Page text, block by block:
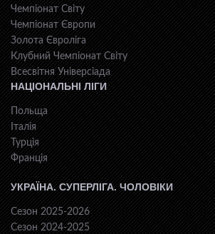
Чемпіонат Світу
Чемпіонат Європи
Золота Євроліга
Клубний Чемпіонат Світу
Всесвiтня Унiверсiaда
НАЦІОНАЛЬНІ ЛІГИ
Польща
Італія
Турція
Франція
УКРАЇНА. СУПЕРЛІГА. ЧОЛОВІКИ
Сезон 2025-2026
Сезон 2024-2025